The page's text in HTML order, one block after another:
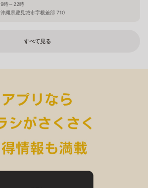
9時～22時
沖縄県豊見城市字根差部 710
すべて見る